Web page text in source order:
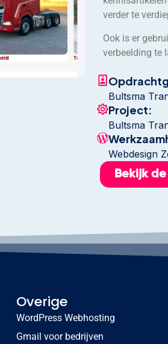
verder te
Ook is er
verbeelding te
Bultsma
Project:
Bultsma
Webdesign
Bekijk
Overige
WordPress Webhosting
Gmail voor bedrijven